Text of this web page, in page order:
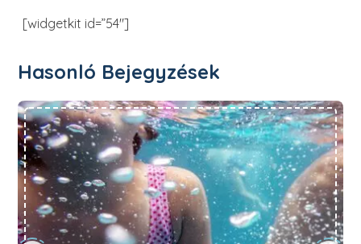
[widgetkit id=”54″]
Hasonló Bejegyzések